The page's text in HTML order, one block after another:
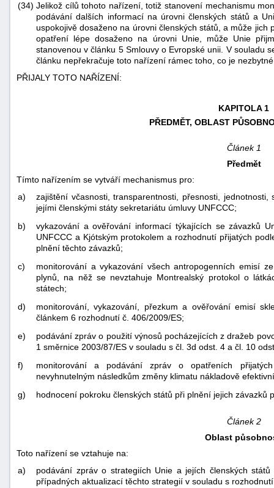
(34) Jelikož cílů tohoto nařízení, totiž stanovení mechanismu
podávání dalších informací na úrovni členských států a
uspokojivě dosaženo na úrovni členských států, a může
opatření lépe dosaženo na úrovni Unie, může Unie
stanovenou v článku 5 Smlouvy o Evropské unii. V souladu
článku nepřekračuje toto nařízení rámec toho, co je
PŘIJALY TOTO NAŘÍZENÍ:
KAPITOLA 1
PŘEDMĚT, OBLAST
Článek 1
Předmět
Tímto nařízením se vytváří mechanismus pro:
a)
zajištění včasnosti, transparentnosti, přesnosti,
jejími členskými státy sekretariátu úmluvy UNFCCC;
b)
vykazování a ověřování informací týkajících se závazků
UNFCCC a Kjótským protokolem a rozhodnutí přijatých
plnění těchto závazků;
c)
monitorování a vykazování všech antropogenních emisí
plynů, na něž se nevztahuje Montrealský protokol o
státech;
d)
monitorování, vykazování, přezkum a ověřování emisí
článkem 6 rozhodnutí č. 406/2009/ES;
e)
podávání zpráv o použití výnosů pocházejících z dražeb
1 směrnice 2003/87/ES v souladu s čl. 3d odst. 4 a čl. 10
f)
monitorování a podávání zpráv o opatřeních
nevyhnutelným následkům změny klimatu nákladově
g)
hodnocení pokroku členských států při plnění jejich závazků
Článek 2
Oblast
Toto nařízení se vztahuje na:
a)
podávání zpráv o strategiích Unie a jejích členských
případných aktualizací těchto strategií v souladu s